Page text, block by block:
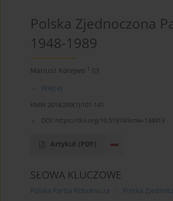
Polska Zjednoczona
1948-1989
Mariusz Korejwo 1
Więcej
KMW 2018;299(1):101-141
DOI: https://doi.org/10.51974/kmw-134913
Artykuł (PDF)
SŁOWA KLUCZOWE
Polska Partia Robotnicza Polska